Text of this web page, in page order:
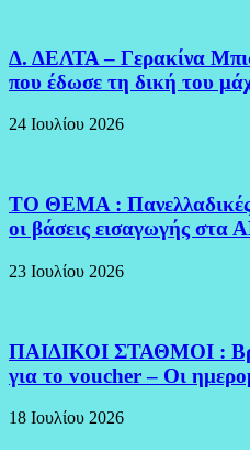
Δ. ΔΕΛΤΑ – Γερακίνα
που έδωσε τη δική του
24 Ιουλίου 2026
ΤΟ ΘΕΜΑ : Πανελλαδικές
οι βάσεις εισαγωγής στα
23 Ιουλίου 2026
ΠΑΙΔΙΚΟΙ ΣΤΑΘΜΟΙ :
για το voucher – Οι
18 Ιουλίου 2026